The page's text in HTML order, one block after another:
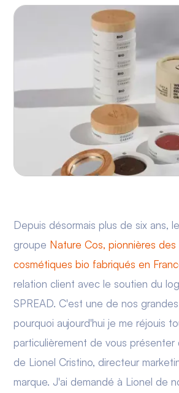
Depuis désormais plus de six ans,
groupe Nature Cos, pionnières des
cosmétiques bio fabriqués en
relation client avec le soutien du
SPREAD. C'est une de nos
pourquoi aujourd'hui je me réjouis
particulièrement de vous
de Lionel Cristino, directeur
marque. J'ai demandé à Lionel de